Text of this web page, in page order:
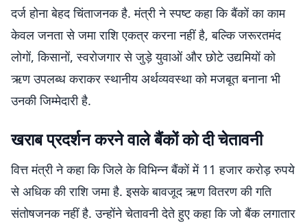
दर्ज होना बेहद चिंताजनक है. मंत्री ने स्पष्ट कहा कि बैंकों का काम
केवल जनता से जमा राशि एकत्र करना नहीं है, बल्कि जरूरतमंद
लोगों, किसानों, स्वरोजगार से जुड़े युवाओं और छोटे उद्यमियों को
ऋण उपलब्ध कराकर स्थानीय अर्थव्यवस्था को मजबूत बनाना भी
उनकी जिम्मेदारी है.
खराब प्रदर्शन करने वाले बैंकों को दी चेतावनी
वित्त मंत्री ने कहा कि जिले के विभिन्न बैंकों में 11 हजार करोड़ रुपये
से अधिक की राशि जमा है. इसके बावजूद ऋण वितरण की गति
संतोषजनक नहीं है. उन्होंने चेतावनी देते हुए कहा कि जो बैंक लगातार